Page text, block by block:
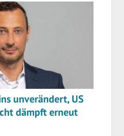
unverändert, US
dämpft erneut